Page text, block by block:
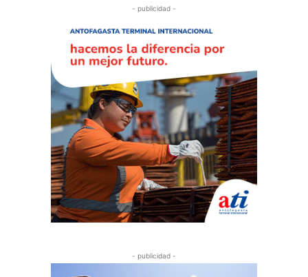
- publicidad -
- publicidad -